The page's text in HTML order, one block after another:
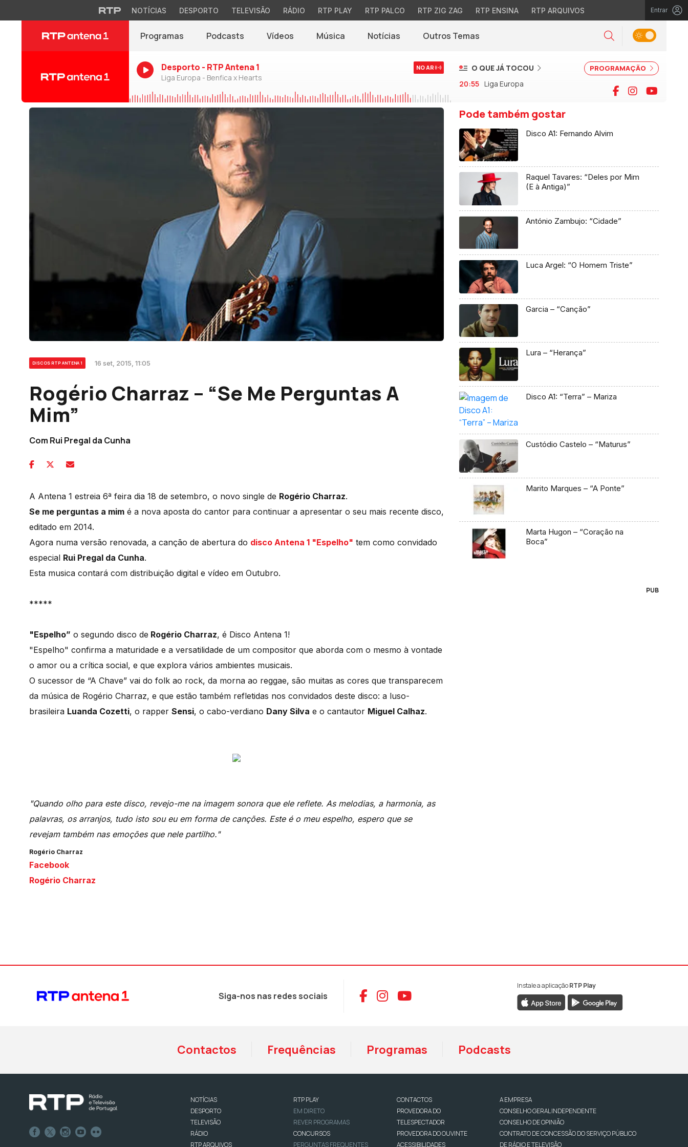
NOTÍCIAS DESPORTO TELEVISÃO RÁDIO RTP PLAY RTP PALCO RTP ZIG ZAG RTP ENSINA RTP ARQUIVOS Entrar
Programas Podcasts Vídeos Música Notícias(abre em nova janela)
Outros Temas Pesquisar
Alternar tema
Desporto - RTP Antena 1
Liga Europa - Benfica x Hearts
NO AR PROGRAMAÇÃO
O QUE JÁ TOCOU
20:55 Liga Europa Facebook
Instagram
DISCOS RTP ANTENA 1 16 set, 2015, 11:05
Rogério Charraz – “Se Me Perguntas A
Mim”
Com Rui Pregal da Cunha
A Antena 1 estreia 6ª feira dia 18 de setembro, o novo single de Rogério Charraz.
Se me perguntas a mim é a nova aposta do cantor para continuar a apresentar o seu mais recente disco,
editado em 2014.
Agora numa versão renovada, a canção de abertura do disco Antena 1 "Espelho" tem como convidado
especial Rui Pregal da Cunha.
Esta musica contará com distribuição digital e vídeo em Outubro.
*****
"Espelho” o segundo disco de Rogério Charraz, é Disco Antena 1!
"Espelho" confirma a maturidade e a versatilidade de um compositor que aborda com o mesmo à vontade
o amor ou a crítica social, e que explora vários ambientes musicais.
O sucessor de “A Chave” vai do folk ao rock, da morna ao reggae, são muitas as cores que transparecem
da música de Rogério Charraz, e que estão também refletidas nos convidados deste disco: a luso-
brasileira Luanda Cozetti, o rapper Sensi, o cabo-verdiano Dany Silva e o cantautor Miguel Calhaz.
"Quando olho para este disco, revejo-me na imagem sonora que ele reflete. As melodias, a harmonia, as
palavras, os arranjos, tudo isto sou eu em forma de canções. Este é o meu espelho, espero que se
revejam também nas emoções que nele partilho."
Rogério Charraz
Facebook
Rogério Charraz
Pode também gostar
Disco A1: Fernando Alvim
Raquel Tavares: “Deles por Mim
(E à Antiga)”
António Zambujo: “Cidade”
Luca Argel: “O Homem Triste”
Garcia – “Canção”
Lura – “Herança”
Disco A1: “Terra” – Mariza
Custódio Castelo – “Maturus”
Marito Marques – “A Ponte”
Marta Hugon – “Coração na
Boca”
PUB
Siga-nos nas redes sociais Aceder ao Facebook da RTP Antena 1
Aceder ao Instagram da RTP Antena 1
Aceder ao YouTube da RTP Antena 1
Instale a aplicaçãoRTP Play
Contactos Frequências Programas Podcasts
NOTÍCIAS
DESPORTO
TELEVISÃO
RÁDIO
RTP ARQUIVOS
RTP PLAY
EM DIRETO
REVER PROGRAMAS
CONCURSOS
PERGUNTAS FREQUENTES
CONTACTOS
PROVEDORA DO
TELESPECTADOR
PROVEDORA DO OUVINTE
ACESSIBILIDADES
A EMPRESA
CONSELHO GERAL INDEPENDENTE
CONSELHO DE OPINIÃO
CONTRATO DE CONCESSÃO DO SERVIÇO PÚBLICO
DE RÁDIO E TELEVISÃO